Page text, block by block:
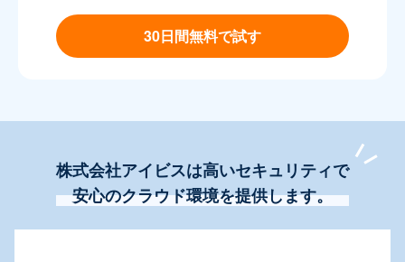
30日間無料で試す
株式会社アイビスは高いセキュリティで
安心のクラウド環境を提供します。